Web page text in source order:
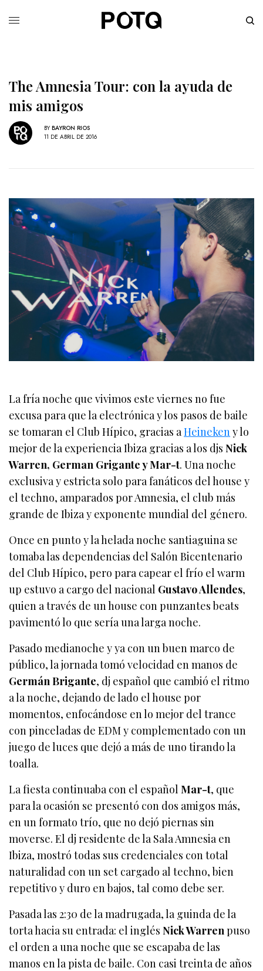
The Amnesia Tour: con la ayuda de
mis amigos
BY BAYRON RIOS
11 DE ABRIL DE 2016
La fría noche que vivimos este viernes no fue
excusa para que la electrónica y los pasos de baile
se tomaran el Club Hípico, gracias aHeineken y lo
mejor de la experiencia Ibiza gracias a los djsNick
Warren, German Grigante y Mar-t. Una noche
exclusiva y estricta solo para fanáticos del house y
el techno, amparados por Amnesia, el club más
grande de Ibiza y exponente mundial del género.
Once en punto y la helada noche santiaguina se
tomaba las dependencias del Salón Bicentenario
del Club Hípico, pero para capear el frío el warm
up estuvo a cargo del nacional Gustavo Allendes,
quien a través de un house con punzantes beats
pavimentó lo que sería una larga noche.
Pasado medianoche y ya con un buen marco de
público, la jornada tomó velocidad en manos de
Germán Brigante, dj español que cambió el ritmo
a la noche, dejando de lado el house por
momentos, enfocándose en lo mejor del trance
con pinceladas de EDM y complementado con un
juego de luces que dejó a más de uno tirando la
toalla.
La fiesta continuaba con el españolMar-t, que
para la ocasión se presentó con dos amigos más,
en un formato trío, que no dejó piernas sin
moverse. El dj residente de la Sala Amnesia en
Ibiza, mostró todas sus credenciales con total
naturalidad con un set cargado al techno, bien
repetitivo y duro en bajos, tal como debe ser.
Pasada las 2:30 de la madrugada, la guinda de la
torta hacia su entrada: el inglésNick Warren puso
el orden a una noche que se escapaba de las
manos en la pista de baile. Con casi treinta de años